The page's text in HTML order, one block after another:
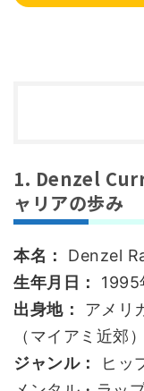
1. Denzel
ャリアの歩み
本名：
Denzel
生年月日：
1995
出身地：
アメリ
（マイアミ近郊）
ジャンル：
ヒッ